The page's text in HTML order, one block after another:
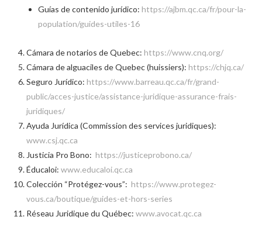
Guías de contenido jurídico: https://ajbm.qc.ca/fr/pour-la-
population/guides-utiles-16
Cámara de notarios de Quebec: https://www.cnq.org/
Cámara de alguaciles de Quebec (huissiers): https://chjq.ca/
Seguro Jurídico: https://www.barreau.qc.ca/fr/grand-
public/acces-justice/assistance-juridique-assurance-frais-
juridiques/
Ayuda Jurídica (Commission des services juridiques):
www.csj.qc.ca
Justicia Pro Bono: https://justiceprobono.ca/
Éducaloi: www.educaloi.qc.ca
Colección “Protégez-vous”: https://www.protegez-
vous.ca/boutique/guides-et-hors-series
Réseau Juridique du Québec: www.avocat.qc.ca